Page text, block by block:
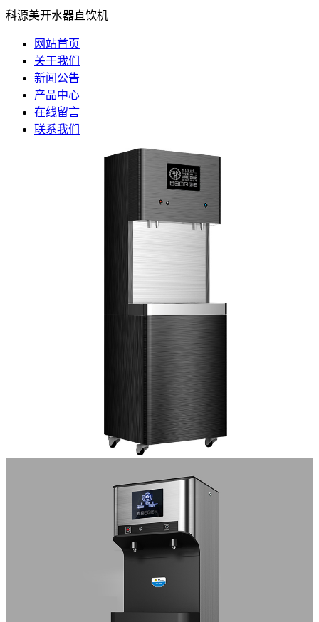
科源美开水器直饮机
网站首页
关于我们
新闻公告
产品中心
在线留言
联系我们